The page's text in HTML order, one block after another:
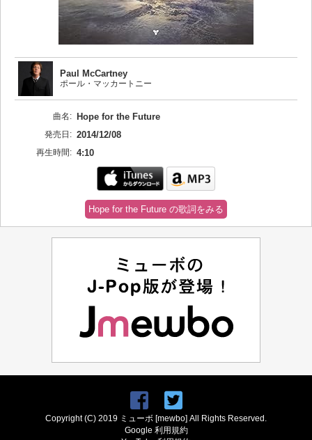
Paul McCartney
ポール・マッカートニー
曲名: Hope for the Future
発売日: 2014/12/08
再生時間: 4:10
Hope for the Future の歌詞をみる
Copyright (C) 2019 ミューボ [mewbo] All Rights Reserved.
Google 利用規約